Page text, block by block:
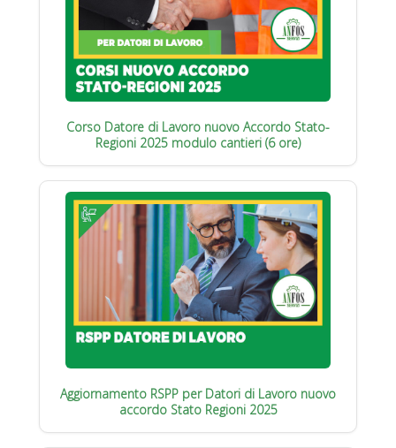
Corso Datore di Lavoro nuovo Accordo Stato-
Regioni 2025 modulo cantieri (6 ore)
Aggiornamento RSPP per Datori di Lavoro nuovo
accordo Stato Regioni 2025